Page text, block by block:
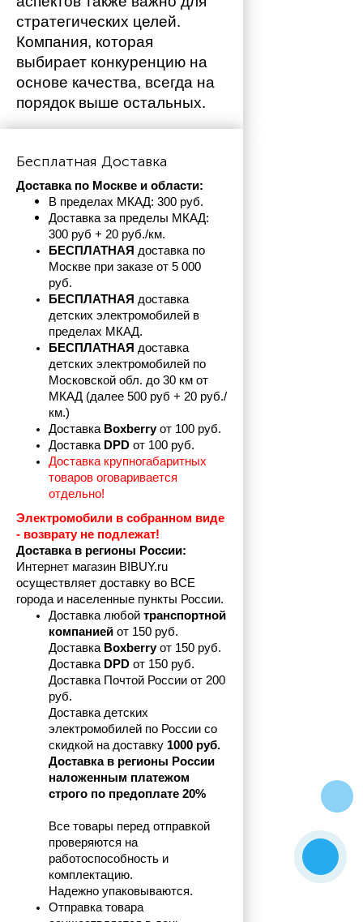
стратегических целей.
Компания, которая
выбирает конкуренцию на
основе качества, всегда на
порядок выше остальных.
Бесплатная Доставка
Доставка по Москве и области:
В пределах МКАД: 300 руб.
Доставка за пределы МКАД:
300 руб + 20 руб./км.
БЕСПЛАТНАЯ доставка по
Москве при заказе от 5 000
руб.
БЕСПЛАТНАЯ доставка
детских электромобилей в
пределах МКАД.
БЕСПЛАТНАЯ доставка
детских электромобилей по
Московской обл. до 30 км от
МКАД (далее 500 руб + 20 руб./
км.)
Доставка Boxberry от 100 руб.
Доставка DPD от 100 руб.
Доставка крупногабаритных
товаров оговаривается
отдельно!
Электромобили в собранном виде
- возврату не подлежат!
Доставка в регионы России:
Интернет магазин BIBUY.ru
осуществляет доставку во ВСЕ
города и населенные пункты России.
Доставка любой транспортной
компанией от 150 руб.
Доставка Boxberry от 150 руб.
Доставка DPD от 150 руб.
Доставка Почтой России от 200
руб.
Доставка детских
электромобилей по России со
скидкой на доставку 1000 руб.
Доставка в регионы России
наложенным платежом
строго по предоплате 20%
Все товары перед отправкой
проверяются на
работоспособность и
комплектацию.
Надежно упаковываются.
Отправка товара